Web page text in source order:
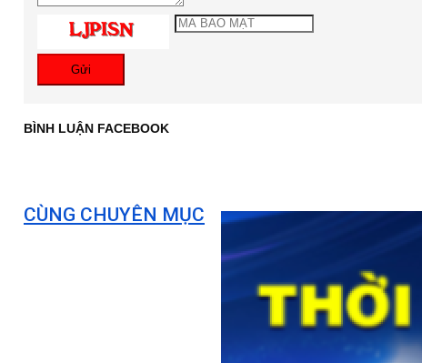
Gửi
BÌNH LUẬN FACEBOOK
CÙNG CHUYÊN MỤC